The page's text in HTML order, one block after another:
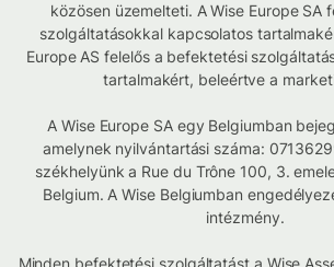
közösen üzemelteti. A Wise Europe SA
szolgáltatásokkal kapcsolatos
Europe AS felelős a befektetési
tartalmakért, beleértve a
A Wise Europe SA egy Belgiumban
amelynek nyilvántartási száma:
székhelyünk a Rue du Trône 100, 3.
Belgium. A Wise Belgiumban
intézmény.